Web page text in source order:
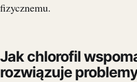
fizycznemu.
Jak chlorofil
rozwiązuje